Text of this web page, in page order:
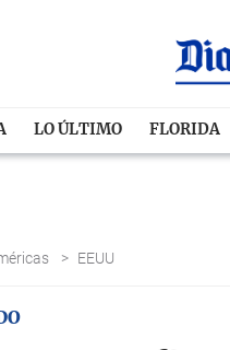
LO ÚLTIMO FLORIDA
> EEUU